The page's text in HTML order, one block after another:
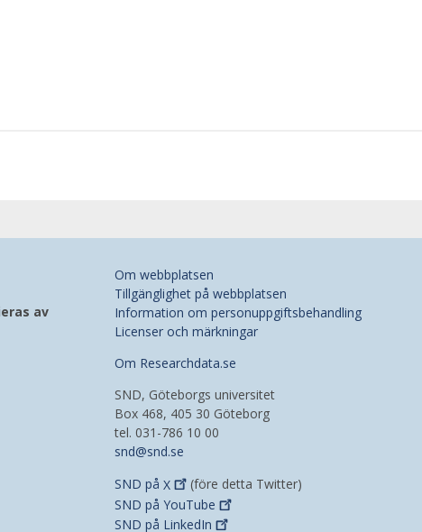
av
Om webbplatsen
Tillgänglighet på webbplatsen
Information om personuppgiftsbehandling
Licenser och märkningar
Om Researchdata.se
SND, Göteborgs universitet
Box 468, 405 30 Göteborg
tel. 031-786 10 00
snd@snd.se
SND på X
(före detta Twitter)
SND på YouTube
SND på LinkedIn